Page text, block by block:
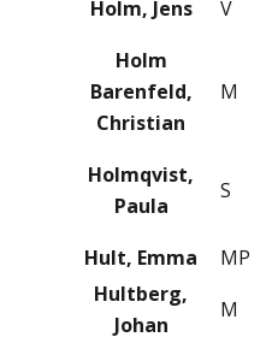
Holm, Jens
V
Holm
Barenfeld,
Christian
M
Holmqvist,
Paula
S
Hult, Emma MP
Hultberg,
Johan
M